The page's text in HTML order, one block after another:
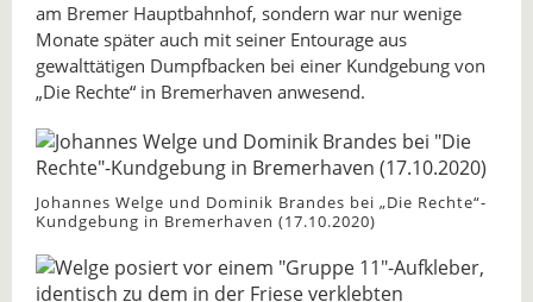
am Bremer Hauptbahnhof, sondern war nur wenige
Monate später auch mit seiner Entourage aus
gewalttätigen Dumpfbacken bei einer Kundgebung von
„Die Rechte“ in Bremerhaven anwesend.
Johannes Welge und Dominik Brandes bei „Die Rechte“-
Kundgebung in Bremerhaven (17.10.2020)